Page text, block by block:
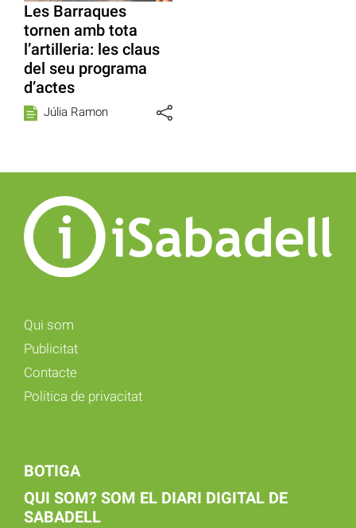
Les Barraques
tornen amb tota
l’artilleria: les claus
del seu programa
d’actes
Júlia Ramon
Qui som
Publicitat
Contacte
Política de privacitat
BOTIGA
QUI SOM? SOM EL DIARI DIGITAL DE
SABADELL